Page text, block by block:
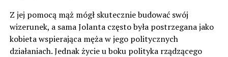
Z jej pomocą mąż mógł skutecznie budować swój
wizerunek, a sama Jolanta często była postrzegana jako
kobieta wspierająca męża w jego politycznych
działaniach. Jednak życie u boku polityka rządzącego